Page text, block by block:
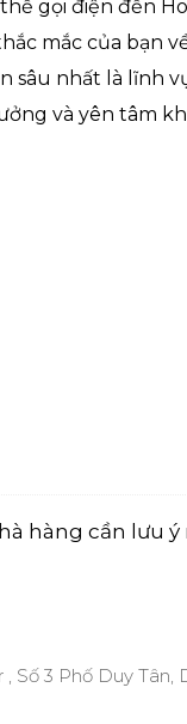
thể gọi điện đến
mắc của bạn
sâu nhất là lĩnh
và yên tâm
hàng cần lưu
Số 3 Phố Duy Tân,